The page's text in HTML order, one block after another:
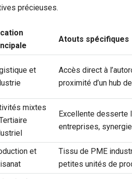
précieuses.
Atouts spécifiques
et
Accès direct à
proximité d’un hub
mixtes
Excellente desserte
entreprises,
et
Tissu de PME
petites unités de